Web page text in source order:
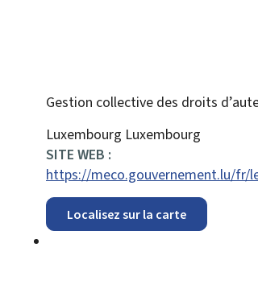
Gestion collective des droits
ADRESSE
:
Luxembourg Luxembourg
SITE WEB :
https://meco.gouvernement.lu/fr/
Localisez sur la carte